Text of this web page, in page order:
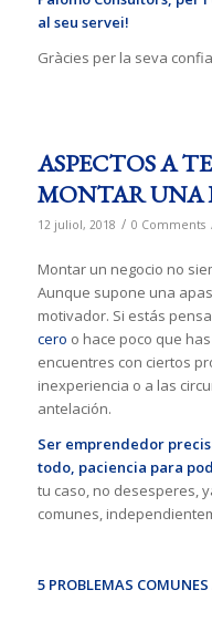
al seu servei!
Gràcies per la seva
ASPECTOS A
MONTAR UNA
12 juliol, 2018 / 0 Comments
Montar un negocio no
Aunque supone una
motivador. Si estás
cero o hace poco que
encuentres con ciertos
inexperiencia o a las
antelación.
Ser emprendedor
todo, paciencia para
tu caso, no desesperes,
comunes,
5 PROBLEMAS